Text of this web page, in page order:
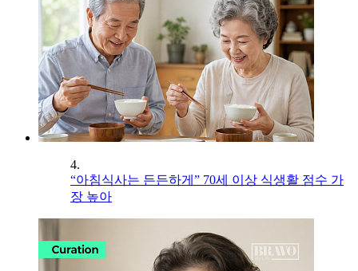
4.
“아침식사는 든든하게” 70세 이상 식생활 점수 가
장 높아